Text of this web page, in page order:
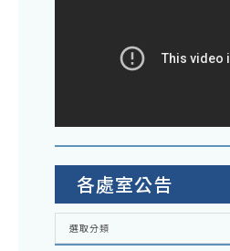
各處室公告
各
室
選取分類